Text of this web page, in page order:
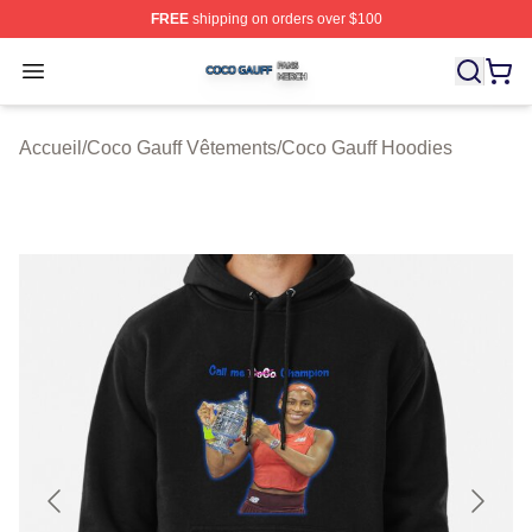
FREEshipping on orders over $100
Open menu
Coco Gauff Shop ⚡️ Officially Licensed Coco Gauff
Accueil /Coco Gauff Vêtements/Coco Gauff Hoodies